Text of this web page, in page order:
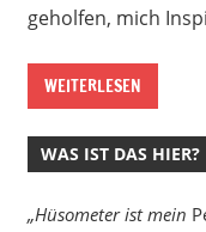
geholfen, mich
WEITERLESEN
WAS IST DAS HIER?
„Hüsometer ist mein